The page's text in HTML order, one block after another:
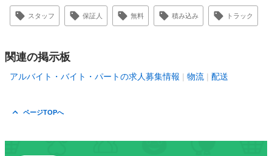
スタッフ 保証人 無料 積み込み トラック
関連の掲示板
アルバイト・バイト・パートの求人募集情報 物流 配送
ページTOPへ